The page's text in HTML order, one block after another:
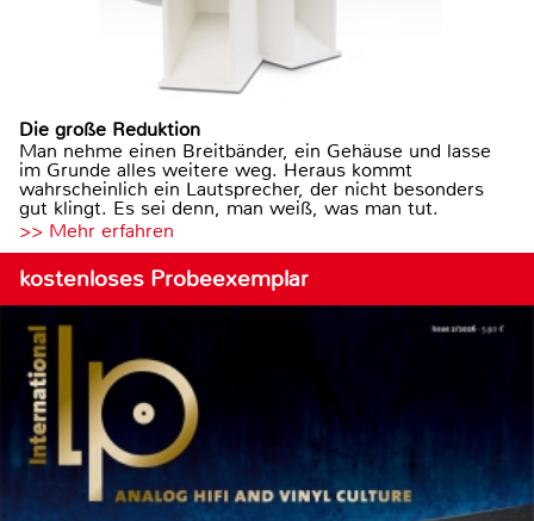
Die große Reduktion
Man nehme einen Breitbänder, ein Gehäuse und lasse
im Grunde alles weitere weg. Heraus kommt
wahrscheinlich ein Lautsprecher, der nicht besonders
gut klingt. Es sei denn, man weiß, was man tut.
>> Mehr erfahren
kostenloses Probeexemplar